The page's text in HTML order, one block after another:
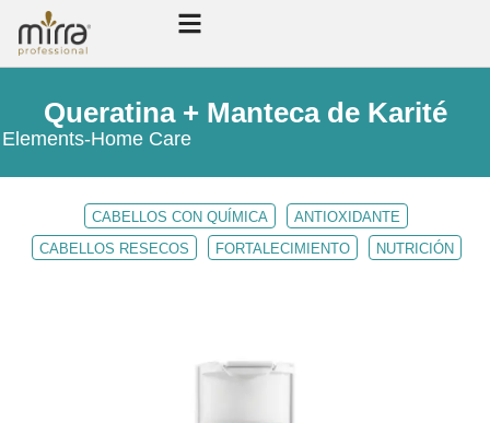
Queratina + Manteca de Karité
Elements-Home Care
CABELLOS CON QUÍMICA
ANTIOXIDANTE
CABELLOS RESECOS
FORTALECIMIENTO NUTRICIÓN